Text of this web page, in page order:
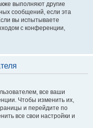
выполняют другие
сообщений, если эта
вы испытываете
с конференции,
все ваши
Чтобы изменить их,
и перейдите по
все свои настройки и